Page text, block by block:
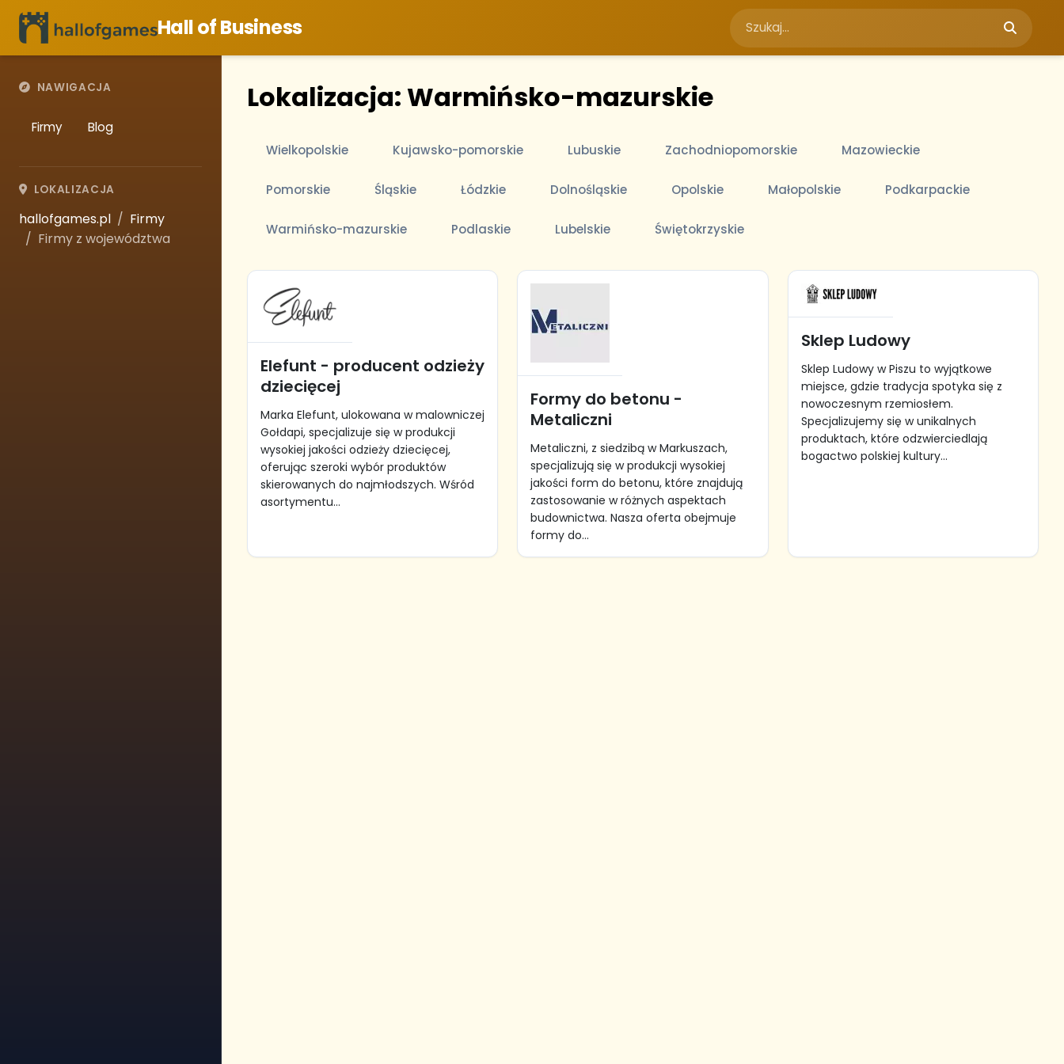
Hall of Business
NAWIGACJA
Firmy Blog
LOKALIZACJA
hallofgames.pl
Firmy
Firmy z województwa
Lokalizacja: Warmińsko-mazurskie
Wielkopolskie Kujawsko-pomorskie Lubuskie Zachodniopomorskie Mazowieckie
Pomorskie Śląskie Łódzkie Dolnośląskie Opolskie Małopolskie Podkarpackie
Warmińsko-mazurskie Podlaskie Lubelskie Świętokrzyskie
Elefunt - producent odzieży
dziecięcej
Marka Elefunt, ulokowana w malowniczej
Gołdapi, specjalizuje się w produkcji
wysokiej jakości odzieży dziecięcej,
oferując szeroki wybór produktów
skierowanych do najmłodszych. Wśród
asortymentu...
Formy do betonu -
Metaliczni
Metaliczni, z siedzibą w Markuszach,
specjalizują się w produkcji wysokiej
jakości form do betonu, które znajdują
zastosowanie w różnych aspektach
budownictwa. Nasza oferta obejmuje
formy do...
Sklep Ludowy
Sklep Ludowy w Piszu to wyjątkowe
miejsce, gdzie tradycja spotyka się z
nowoczesnym rzemiosłem.
Specjalizujemy się w unikalnych
produktach, które odzwierciedlają
bogactwo polskiej kultury...